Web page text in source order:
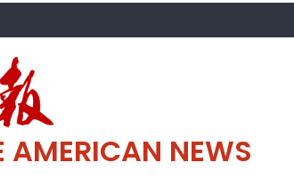
AMERICAN NEWS